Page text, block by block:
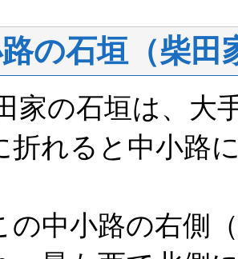
の石垣（柴田
の石垣は、大
折れると中小路
の中小路の右側